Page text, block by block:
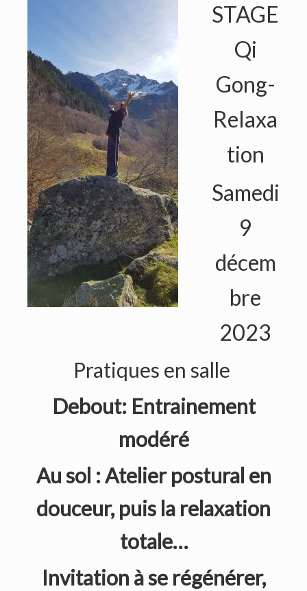
STAGE
Qi
Gong-
Relaxa
tion
Samedi
9
décem
bre
2023
Pratiques en salle
Debout: Entrainement
modéré
Au sol : Atelier postural en
douceur, puis la relaxation
totale…
Invitation à se régénérer,